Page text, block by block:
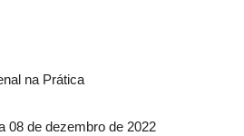
na Prática
08 de dezembro de 2022